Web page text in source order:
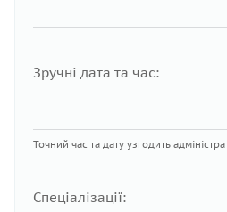
Зручні дата та час:
Точний час та дату узгодить
Спеціалізації: